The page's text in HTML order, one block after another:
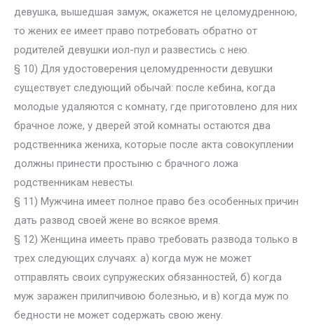
девушка, вышедшая замуж, окажется не целомудренною,
то жених ее имеет право потребовать обратно от
родителей девушки иол-пул и развестись с нею.
§ 10) Для удостоверения целомудренности девушки
существует следующий обычай: после кебина, когда
молодые удаляются с комнату, где приготовлено для них
брачное ложе, у дверей этой комнаты остаются два
родственника жениха, которые после акта совокуплении
должны принести простыню с брачного ложа
родственникам невесты.
§ 11) Мужчина имеет полное право без особенных причин
дать развод своей жене во всякое время.
§ 12) Женщина имееть право требовать развода только в
трех следующих случаях: а) когда муж не может
отправлять своих супружеских обязанностей, б) когда
муж заражен прилипчивою болезнью, и в) когда муж по
бедности не может содержать свою жену.